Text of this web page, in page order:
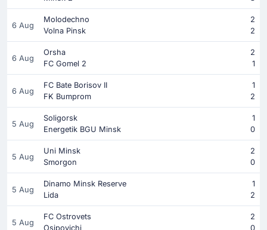
6 Aug
Molodechno
2
Volna Pinsk
2
6 Aug
Orsha
2
FC Gomel 2
1
6 Aug
FC Bate Borisov II
1
FK Bumprom
2
5 Aug
Soligorsk
1
Energetik BGU Minsk
0
5 Aug
Uni Minsk
2
Smorgon
0
5 Aug
Dinamo Minsk Reserve
1
Lida
2
5 Aug
FC Ostrovets
2
Osipovichi
0